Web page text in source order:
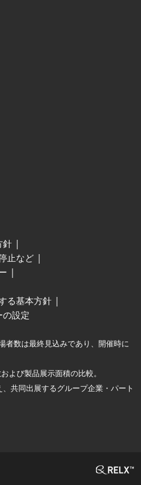
針
止など
る基本方針
の設定
者数は最終見込みであり、開催時に
よび製品展示面積の比較。
共同出展するグループ企業・パート